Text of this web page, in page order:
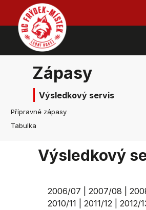
Zápasy
Výsledkový servis
Přípravné zápasy
Tabulka
Výsledkový
2006/07 2007/08
2010/11
2011/12 2012/